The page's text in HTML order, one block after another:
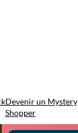
Devenir un Mystery
Shopper